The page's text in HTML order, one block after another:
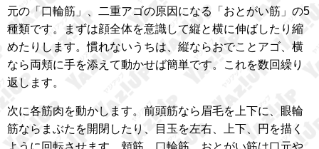
元の「口輪筋」、二重アゴの原因になる「おとがい筋」の5
種類です。まずは顔全体を意識して縦と横に伸ばしたり縮
めたりします。慣れないうちは、縦ならおでことアゴ、横
なら両頬に手を添えて動かせば簡単です。これを数回繰り
返します。
次に各筋肉を動かします。前頭筋なら眉毛を上下に、眼輪
筋ならまぶたを開閉したり、目玉を左右、上下、円を描く
ように回転させます。頬筋、口輪筋、おとがい筋は口元や